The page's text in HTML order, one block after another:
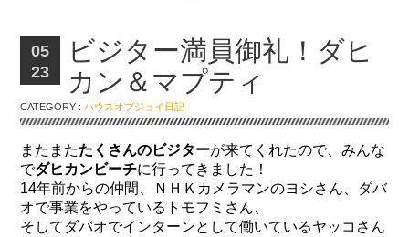
05
23
ビジター満員御礼！ダヒ
カン＆マプティ
CATEGORY :ハウスオブジョイ日記
またまたたくさんのビジターが来てくれたので、みんな
でダヒカンビーチに行ってきました！
14年前からの仲間、ＮＨＫカメラマンのヨシさん、ダバ
オで事業をやっているトモフミさん、
そしてダバオでインターンとして働いているヤッコさん